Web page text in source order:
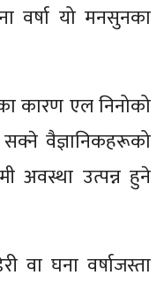
वर्षा यो मनसुनका
कारण एल निनोको
वैज्ञानिकहरूको
अवस्था उत्पन्न हुने
वा घना वर्षाजस्ता